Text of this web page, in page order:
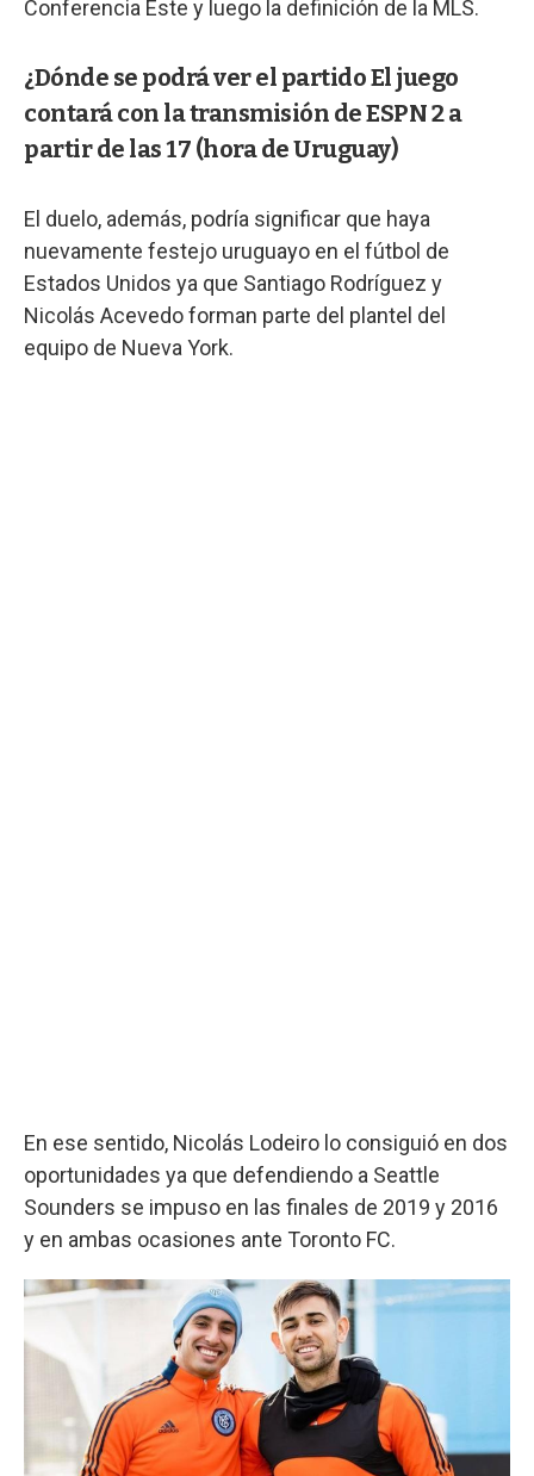
Conferencia Este y luego la definición de la MLS.
¿Dónde se podrá ver el partido El juego
contará con la transmisión de ESPN 2 a
partir de las 17 (hora de Uruguay)
El duelo, además, podría significar que haya
nuevamente festejo uruguayo en el fútbol de
Estados Unidos ya que Santiago Rodríguez y
Nicolás Acevedo forman parte del plantel del
equipo de Nueva York.
En ese sentido, Nicolás Lodeiro lo consiguió en dos
oportunidades ya que defendiendo a Seattle
Sounders se impuso en las finales de 2019 y 2016
y en ambas ocasiones ante Toronto FC.